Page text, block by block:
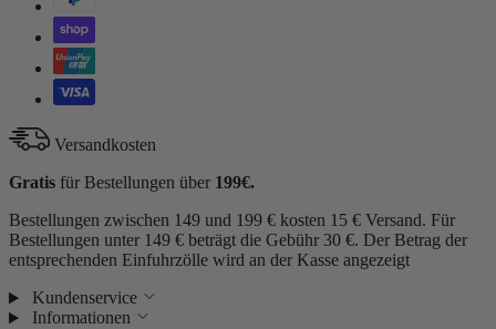
Versandkosten
Gratis für Bestellungen über 199€.
Bestellungen zwischen 149 und 199 € kosten 15 € Versand. Für
Bestellungen unter 149 € beträgt die Gebühr 30 €. Der Betrag der
entsprechenden Einfuhrzölle wird an der Kasse angezeigt
Kundenservice
Informationen